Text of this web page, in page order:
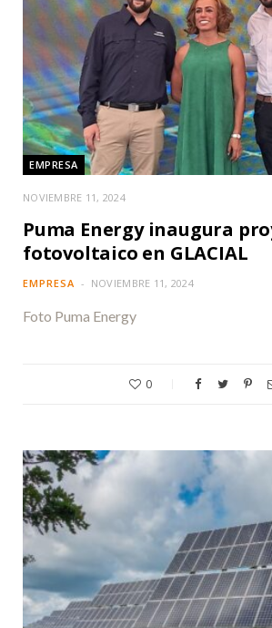
EMPRESA
NOVIEMBRE 11, 2024
Puma Energy inaugura
fotovoltaico en GLACIAL
EMPRESA NOVIEMBRE 11, 2024
Foto Puma Energy
0